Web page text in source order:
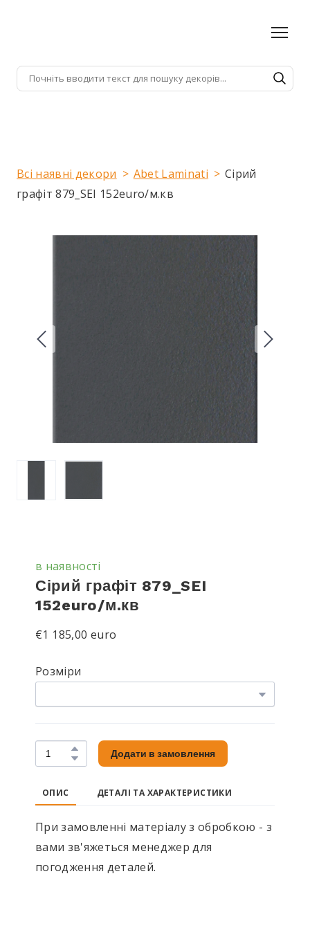
Всі наявні декори Abet Laminati
Сірий
графіт 879_SEI 152euro/м.кв
в наявності
Сірий графіт 879_SEI
152euro/м.кв
€1 185,00 euro
Розміри
Додати в замовлення
ОПИС ДЕТАЛІ ТА ХАРАКТЕРИСТИКИ
При замовленні матеріалу з обробкою - з
вами зв'яжеться менеджер для
погодження деталей.